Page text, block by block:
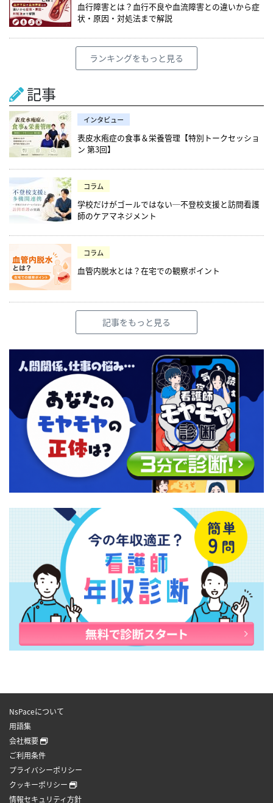
血行障害とは？血行不良や血流障害との違いから症
状・原因・対処法まで解説
ランキングをもっと見る
記事
インタビュー
表皮水疱症の食事＆栄養管理【特別トークセッショ
ン 第3回】
コラム
学校だけがゴールではない─不登校支援と訪問看護
師のケアマネジメント
コラム
血管内脱水とは？在宅での観察ポイント
記事をもっと見る
NsPaceについて
用語集
会社概要
ご利用条件
プライバシーポリシー
クッキーポリシー
情報セキュリティ方針